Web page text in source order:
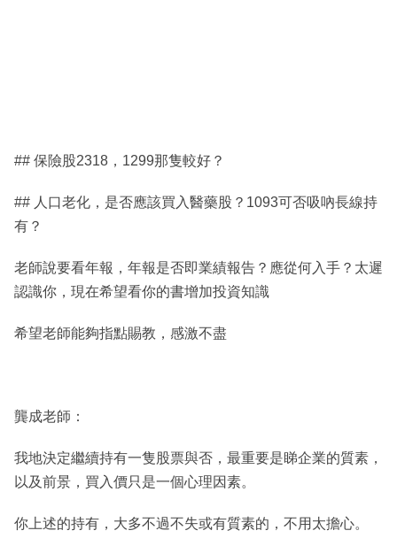
## 保險股2318，1299那隻較好？
## 人口老化，是否應該買入醫藥股？1093可否吸吶長線持
有？
老師說要看年報，年報是否即業績報告？應從何入手？太遲
認識你，現在希望看你的書增加投資知識
希望老師能夠指點賜教，感激不盡
龔成老師：
我地決定繼續持有一隻股票與否，最重要是睇企業的質素，
以及前景，買入價只是一個心理因素。
你上述的持有，大多不過不失或有質素的，不用太擔心。